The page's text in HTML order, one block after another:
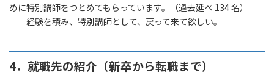
めに特別講師をつとめてもらっています。（過去延べ 134 名）
経験を積み、特別講師として、戻って来て欲しい。
4．就職先の紹介（新卒から転職まで）